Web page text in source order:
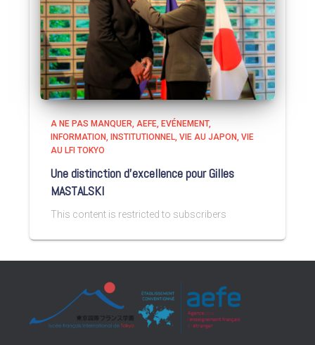
A NE PAS MANQUER AEFE EVÉNEMENT
INFORMATION
INSTITUTIONNEL VIE AU JAPON VIE
AU LFI TOKYO
Une distinction d’excellence pour Gilles
MASTALSKI
This content is restricted to subscribers